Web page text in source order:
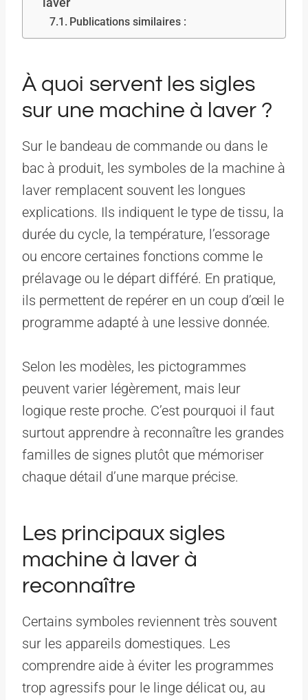
Publications similaires :
À quoi servent les sigles
sur une machine à laver ?
Sur le bandeau de commande ou dans le
bac à produit, les symboles de la machine à
laver remplacent souvent les longues
explications. Ils indiquent le type de tissu, la
durée du cycle, la température, l’essorage
ou encore certaines fonctions comme le
prélavage ou le départ différé. En pratique,
ils permettent de repérer en un coup d’œil le
programme adapté à une lessive donnée.
Selon les modèles, les pictogrammes
peuvent varier légèrement, mais leur
logique reste proche. C’est pourquoi il faut
surtout apprendre à reconnaître les grandes
familles de signes plutôt que mémoriser
chaque détail d’une marque précise.
Les principaux sigles
machine à laver à
reconnaître
Certains symboles reviennent très souvent
sur les appareils domestiques. Les
comprendre aide à éviter les programmes
trop agressifs pour le linge délicat ou, au